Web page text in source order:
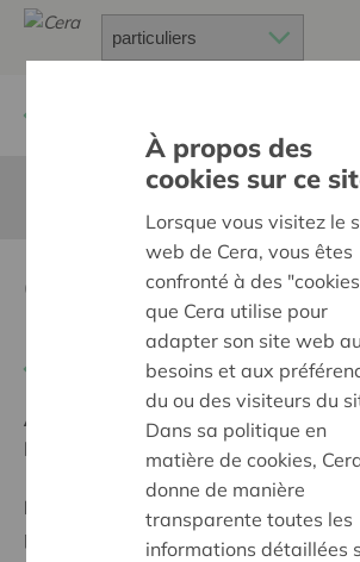
Gedichtenbundel
Lizette&Lucien
Ambition:
Une société solidaire et
barrières
Programme:
Offrir à tous les mêmes
participer à part entière, égale et
À propos des
cookies sur ce
Lorsque vous visitez le
web de Cera, vous êtes
confronté à des
que Cera utilise pour
adapter son site web
besoins et aux
du ou des visiteurs du
Dans sa politique en
matière de cookies,
donne de manière
transparente toutes les
informations détaillées